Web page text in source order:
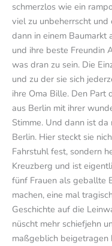
schmerzlos wie ein
viel zu unbeherrscht und
dann in einem Baumarkt
und ihre beste Freundin
was dran zu sein. Die
und zu der sie sich
ihre Oma Bille. Den Part
aus Berlin mit ihrer
Stimme. Und dann ist da
Berlin. Hier steckt sie
Fahrstuhl fest, sondern
Kreuzberg und ist
fünf Frauen als geballte
machen, eine mal
Geschichte auf die
nüscht mehr schiefjehn
maßgeblich beigetragen